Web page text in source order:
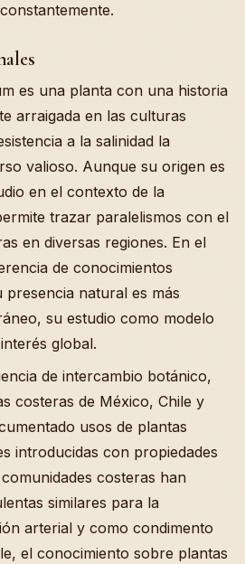
es una planta con una historia
arraigada en las culturas
a la salinidad la
valioso. Aunque su origen es
en el contexto de la
trazar paralelismos con el
en diversas regiones. En el
de conocimientos
natural es más
su estudio como modelo
global.
de intercambio botánico,
costeras de México, Chile y
usos de plantas
introducidas con propiedades
costeras han
similares para la
arterial y como condimento
el conocimiento sobre plantas